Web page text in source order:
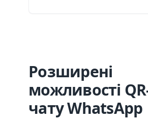
Розширені
можливості
чату WhatsApp